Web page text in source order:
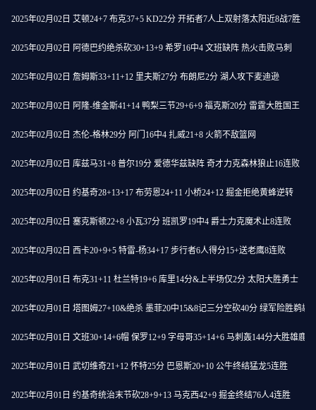
2025年02月02日 艾顿24+7 布克37+5 KD22分 开拓者7人上双射落太阳近8战7胜
2025年02月02日 阿德巴约绝杀砍30+13+9 希罗16中4 文班缺阵 热火击败马刺
2025年02月02日 詹姆斯33+11+12 里夫斯27分 布朗尼2分 湖人攻下麦迪逊
2025年02月02日 阿隆-维金斯41+14 鸭梨三节29+6+9 福克斯20分 雷霆大胜国王
2025年02月02日 杰伦-格林29分 阿门16中4 扎威21+8 火箭不敌篮网
2025年02月02日 库兹马31+8 普尔19分 爱德华兹缺阵 奇才力克森林狼止16连败
2025年02月02日 约基奇28+13+17 布劳恩24+11 小桥24+12 掘金拒绝黄蜂逆转
2025年02月02日 塞克斯顿22+8 小瓦37分 班凯罗19中4 爵士力克魔术止8连败
2025年02月02日 西卡20+9+5 特雷-杨34+17 步行者6人得分15+送老鹰8连败
2025年02月01日 布克31+11 杜兰特19+6 库里14分&上半场仅2分 太阳大胜勇士
2025年02月01日 塔图姆27+10&绝杀 墨菲20中15&8记三分空砍40分 绿军险胜鹈鹕
2025年02月01日 文班30+14+6帽 保罗12+9 字母哥35+14+6 马刺轰144分大胜雄鹿
2025年02月01日 武切维奇21+12 怀特25分 巴恩斯20+10 公牛终结猛龙5连胜
2025年02月01日 约基奇统治末节砍28+9+13 马克西42+9 掘金终结76人4连胜